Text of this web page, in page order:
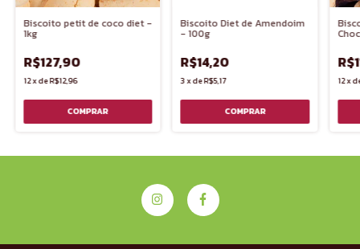
Biscoito petit de coco diet -
1kg
R$127,90
12xdeR$12,96
Biscoito Diet de Amendoim
- 100g
R$14,20
3xdeR$5,17 12x